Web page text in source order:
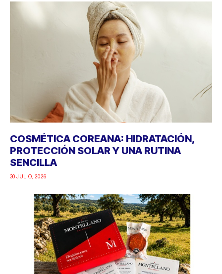
COSMÉTICA COREANA: HIDRATACIÓN,
PROTECCIÓN SOLAR Y UNA RUTINA
SENCILLA
30 JULIO, 2026